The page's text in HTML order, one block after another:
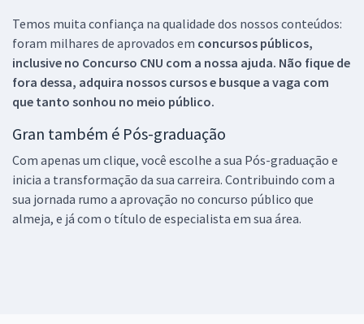
Temos muita confiança na qualidade dos nossos conteúdos:
foram milhares de aprovados em concursos públicos,
inclusive no Concurso CNU com a nossa ajuda. Não fique de
fora dessa, adquira nossos cursos e busque a vaga com
que tanto sonhou no meio público.
Gran também é Pós-graduação
Com apenas um clique, você escolhe a sua Pós-graduação e
inicia a transformação da sua carreira. Contribuindo com a
sua jornada rumo a aprovação no concurso público que
almeja, e já com o título de especialista em sua área.